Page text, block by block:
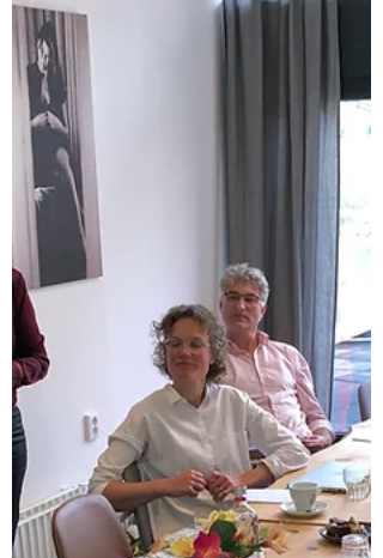
8 okt 2019
Drenthe
Koplopers Assen bespreken
actieplannen
Verslag van de tweede
terugkoppelingsbijeenkomst van het
Koploperproject Assen (derde groep).